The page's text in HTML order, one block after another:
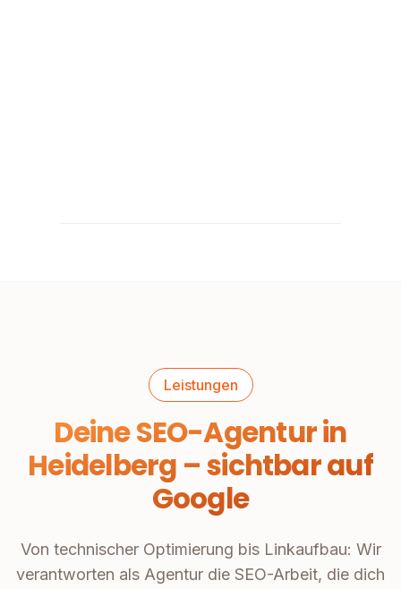
Leistungen
Deine SEO-Agentur in
Heidelberg – sichtbar auf
Google
Von technischer Optimierung bis Linkaufbau: Wir
verantworten als Agentur die SEO-Arbeit, die dich